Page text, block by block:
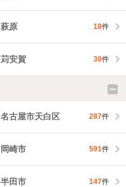
萩原 18件
苅安賀 30件
名古屋市天白区 287件
岡崎市 591件
半田市 147件